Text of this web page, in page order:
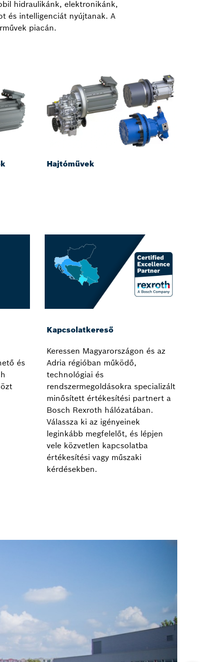
hidraulikánk, elektronikánk,
és intelligenciát nyújtanak. A
piacán.
Hajtóművek
és
Kapcsolatkereső
Keressen Magyarországon és az
Adria régióban működő,
technológiai és
rendszermegoldásokra specializált
minősített értékesítési partnert a
Bosch Rexroth hálózatában.
Válassza ki az igényeinek
leginkább megfelelőt, és lépjen
vele közvetlen kapcsolatba
értékesítési vagy műszaki
kérdésekben.